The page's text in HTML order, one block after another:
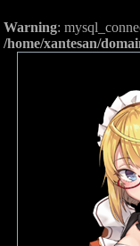
Warning:
/home/xantesan/